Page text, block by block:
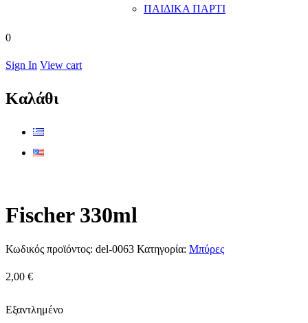
ΠΑΙΔΙΚΆ ΠΆΡΤΙ
0
Sign In View cart
Καλάθι
Fischer 330ml
Κωδικός προϊόντος: del-0063 Κατηγορία: Μπύρες
2,00 €
Εξαντλημένο